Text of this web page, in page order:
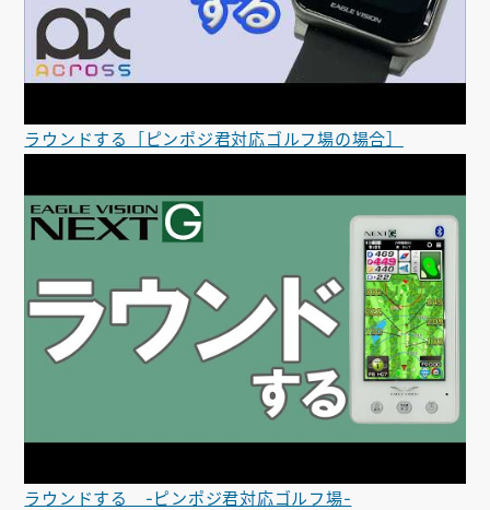
ラウンドする［ピンポジ君対応ゴルフ場の場合］
ラウンドする -ピンポジ君対応ゴルフ場-